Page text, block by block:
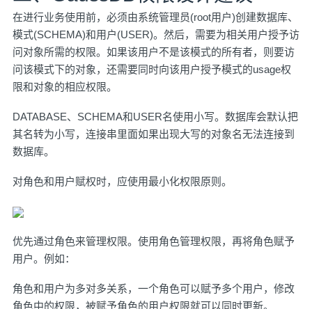
在进行业务使用前，必须由系统管理员(root用户)创建数据库、
模式(SCHEMA)和用户(USER)。然后，需要为相关用户授予访
问对象所需的权限。如果该用户不是该模式的所有者，则要访
问该模式下的对象，还需要同时向该用户授予模式的usage权
限和对象的相应权限。
DATABASE、SCHEMA和USER名使用小写。数据库会默认把
其名转为小写，连接串里面如果出现大写的对象名无法连接到
数据库。
对角色和用户赋权时，应使用最小化权限原则。
优先通过角色来管理权限。使用角色管理权限，再将角色赋予
用户。例如：
角色和用户为多对多关系，一个角色可以赋予多个用户，修改
角色中的权限，被赋予角色的用户权限就可以同时更新。